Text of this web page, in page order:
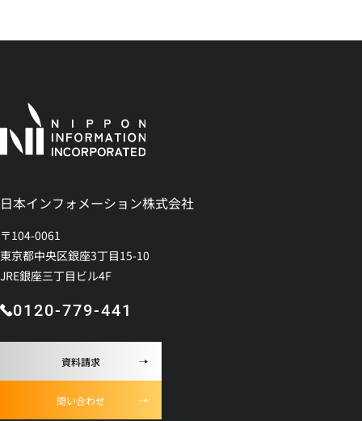
日本インフォメーション株式会社
〒104-0061
東京都中央区銀座3丁目15-10
JRE銀座三丁目ビル4F
0120-779-441
資料請求
問い合わせ